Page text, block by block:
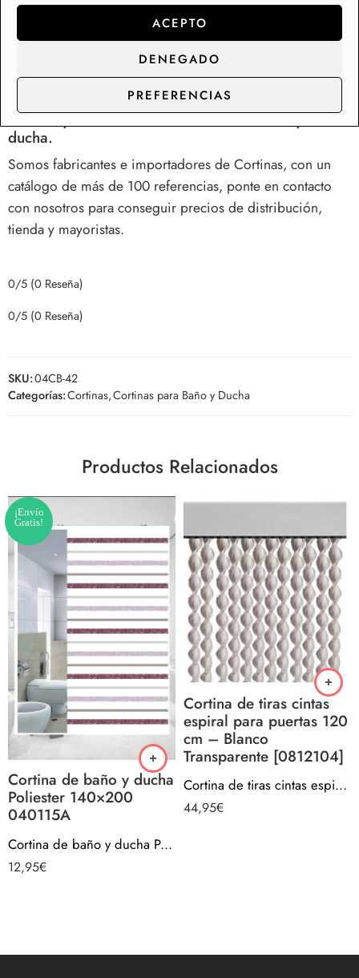
ACEPTO
DENEGADO
PREFERENCIAS
Cortinas para ducha de tela antimoho.
Nuestra cortina de ducha antimoho previene la formación
de humedades y moho en tu bañera o plato de ducha.
Seguridad y confort en tu baño con el máximo estilo.
Fábrica y distribución de cortinas de baño y
ducha.
Somos fabricantes e importadores de Cortinas, con un
catálogo de más de 100 referencias, ponte en contacto
con nosotros para conseguir precios de distribución,
tienda y mayoristas.
0/5 (0 Reseña)
0/5 (0 Reseña)
SKU:04CB-42
Categorías:Cortinas,Cortinas para Baño y Ducha
Productos Relacionados
¡Envío
Gratis!
Cortina de baño y ducha
Poliester 140×200
040115A
Cortina de baño y ducha Poliester 140×200 040115A
12,95€
Cortina de tiras cintas
espiral para puertas 120
cm – Blanco
Transparente [0812104]
Cortina de tiras cintas espiral para puertas 120 cm – Blanco Transparente [0812104]
44,95€